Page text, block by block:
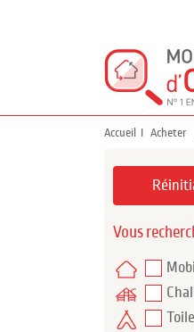
Accueil Acheter
Vous
Toile